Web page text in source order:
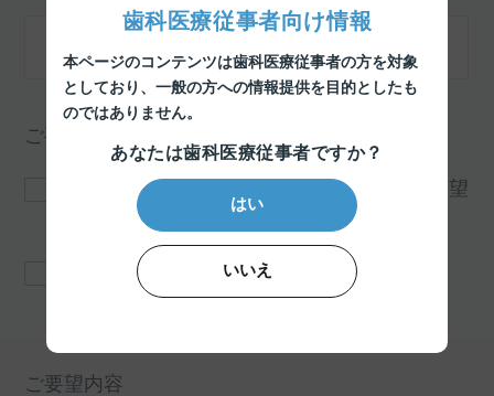
ご要望
製品パンフレット *製品名などを下記"ご要望
内容"欄にお書きください。
その他 *ご請求の資料を、下記"ご要望内
ご要望内容
歯科医療従事者向け情報
本ページのコンテンツは歯科医療従事者の方を対象
としており、 一般の方への情報提供を目的としたも
のではありません。
あなたは歯科医療従事者ですか？
はい
いいえ